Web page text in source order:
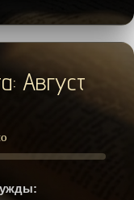
Август